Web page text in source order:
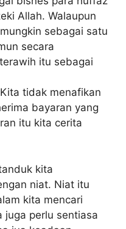
Allah. Walaupun
sebagai satu
secara
itu sebagai
tidak menafikan
bayaran yang
itu kita cerita
kita
niat. Niat itu
kita mencari
juga perlu sentiasa